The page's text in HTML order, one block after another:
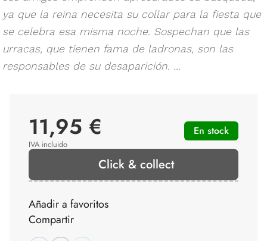
ya que la reina necesita su collar para la fiesta que
se celebra esa misma noche. Sospechan que las
urracas, que tienen fama de ladronas, son las
responsables de su desaparición. ...
11,95 €
IVA incluido
En stock
Click & collect
Añadir a favoritos
Compartir